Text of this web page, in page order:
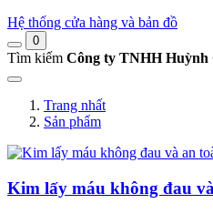
Hệ thống cửa hàng và bản đồ
0
Tìm kiếm Công ty TNHH Huỳnh
Trang nhất
Sản phẩm
Kim lấy máu không đau